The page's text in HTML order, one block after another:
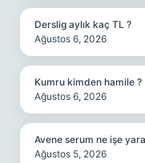
Derslig aylık kaç TL ?
Ağustos 6, 2026
Kumru kimden hamile ?
Ağustos 6, 2026
Avene serum ne işe
Ağustos 5, 2026